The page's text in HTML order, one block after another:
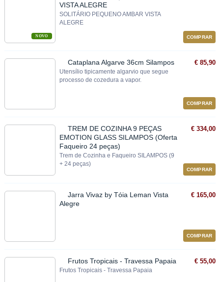
NOVO
VISTA ALEGRE
SOLITÁRIO PEQUENO AMBAR VISTA
ALEGRE
COMPRAR
Cataplana Algarve 36cm Silampos
Utensílio tipicamente algarvio que segue
processo de cozedura a vapor.
€ 85,90
COMPRAR
TREM DE COZINHA 9 PEÇAS
EMOTION GLASS SILAMPOS (Oferta
Faqueiro 24 peças)
Trem de Cozinha e Faqueiro SILAMPOS (9
+ 24 peças)
€ 334,00
COMPRAR
Jarra Vivaz by Tóia Leman Vista
Alegre
€ 165,00
COMPRAR
Frutos Tropicais - Travessa Papaia
Frutos Tropicais - Travessa Papaia
€ 55,00